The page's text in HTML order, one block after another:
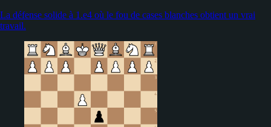
La défense solide à 1.e4 où le fou de cases blanches obtient un vrai
travail.